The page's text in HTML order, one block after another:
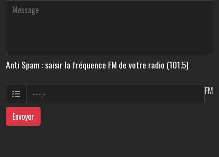
Anti Spam : saisir la fréquence FM de votre radio (101.5)
FM
Envoyer